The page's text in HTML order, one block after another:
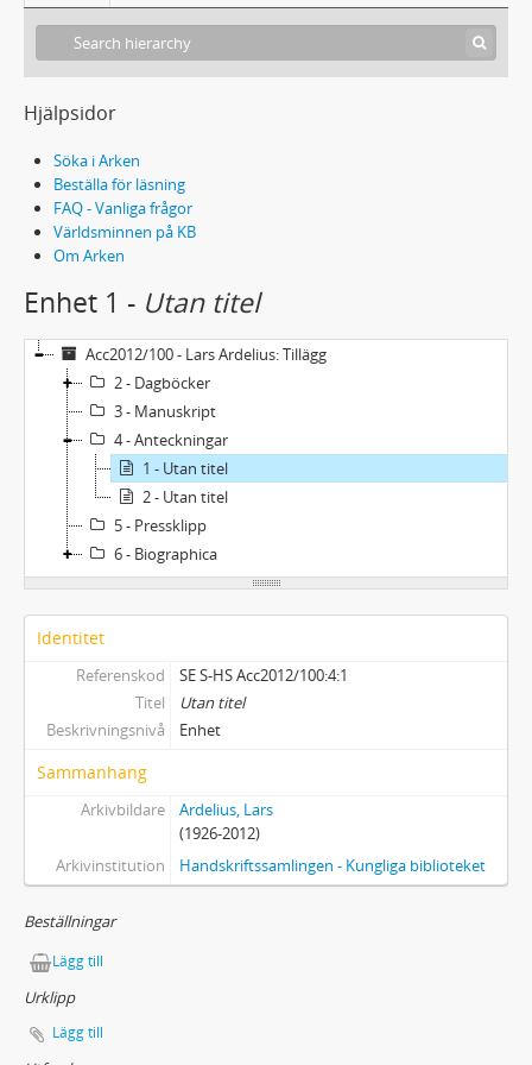
Hjälpsidor
Söka i Arken
Beställa för läsning
FAQ - Vanliga frågor
Världsminnen på KB
Om Arken
Enhet 1 - Utan titel
Acc2012/100 - Lars Ardelius: Tillägg
2 - Dagböcker
3 - Manuskript
4 - Anteckningar
1 - Utan titel
2 - Utan titel
5 - Pressklipp
6 - Biographica
Identitet
Referenskod
SE S-HS Acc2012/100:4:1
Titel
Utan titel
Beskrivningsnivå
Enhet
Sammanhang
Arkivbildare
Ardelius, Lars
(1926-2012)
Arkivinstitution
Handskriftssamlingen - Kungliga biblioteket
Beställningar
Lägg till
Urklipp
Lägg till